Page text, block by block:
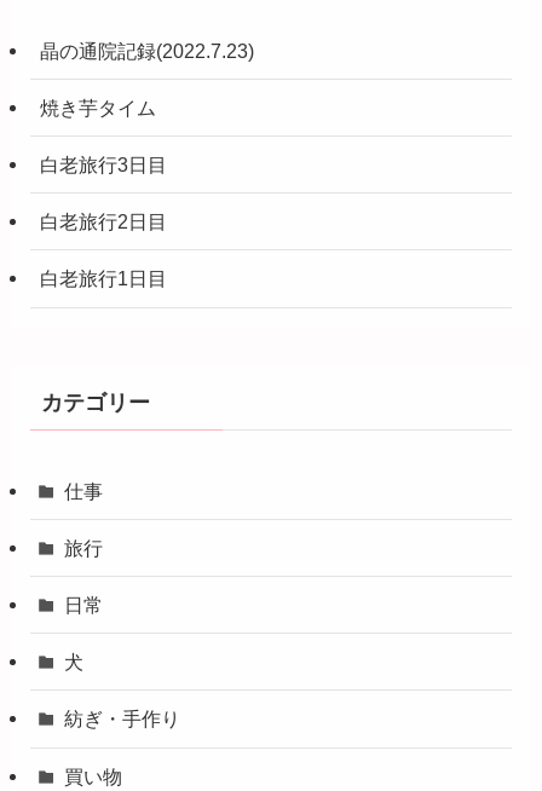
晶の通院記録(2022.7.23)
焼き芋タイム
白老旅行3日目
白老旅行2日目
白老旅行1日目
カテゴリー
仕事
旅行
日常
犬
紡ぎ・手作り
買い物